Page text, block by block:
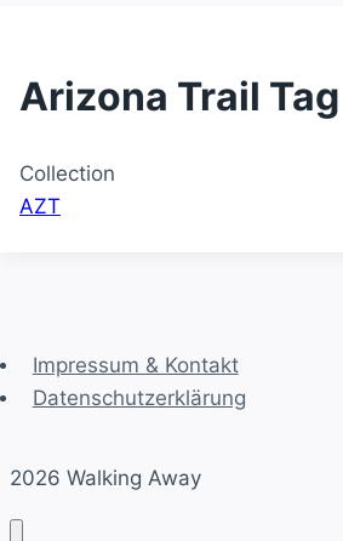
Arizona Trail Tag
Collection
AZT
Impressum & Kontakt
Datenschutzerklärung
2026 Walking Away